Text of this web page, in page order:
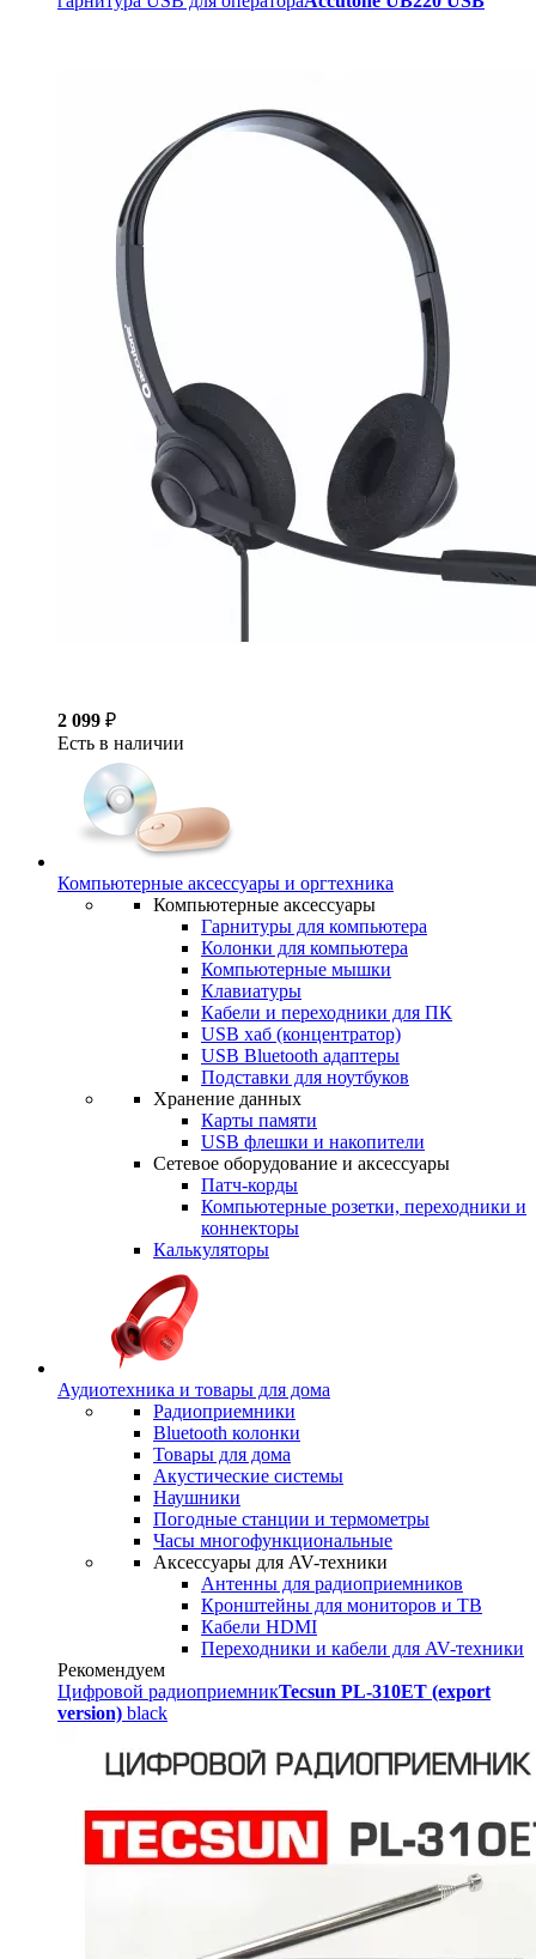
2 099 ₽
Есть в наличии
Компьютерные аксессуары и оргтехника
Компьютерные аксессуары
Гарнитуры для компьютера
Колонки для компьютера
Компьютерные мышки
Клавиатуры
Кабели и переходники для ПК
USB хаб (концентратор)
USB Bluetooth адаптеры
Подставки для ноутбуков
Хранение данных
Карты памяти
USB флешки и накопители
Сетевое оборудование и аксессуары
Патч-корды
Компьютерные розетки, переходники и
коннекторы
Калькуляторы
Аудиотехника и товары для дома
Радиоприемники
Bluetooth колонки
Товары для дома
Акустические системы
Наушники
Погодные станции и термометры
Часы многофункциональные
Аксессуары для AV-техники
Антенны для радиоприемников
Кронштейны для мониторов и ТВ
Кабели HDMI
Переходники и кабели для AV-техники
Рекомендуем
Цифровой радиоприемникTecsun PL-310ET (export
version) black